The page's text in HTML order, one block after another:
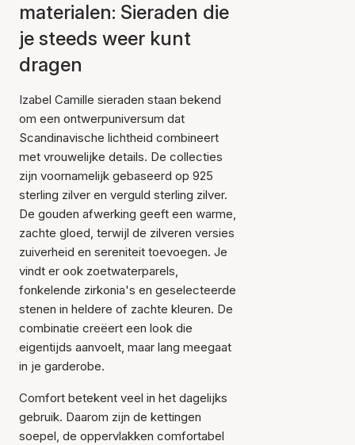
materialen: Sieraden die
je steeds weer kunt
dragen
Izabel Camille sieraden staan bekend
om een ontwerpuniversum dat
Scandinavische lichtheid combineert
met vrouwelijke details. De collecties
zijn voornamelijk gebaseerd op 925
sterling zilver en verguld sterling zilver.
De gouden afwerking geeft een warme,
zachte gloed, terwijl de zilveren versies
zuiverheid en sereniteit toevoegen. Je
vindt er ook zoetwaterparels,
fonkelende zirkonia's en geselecteerde
stenen in heldere of zachte kleuren. De
combinatie creëert een look die
eigentijds aanvoelt, maar lang meegaat
in je garderobe.
Comfort betekent veel in het dagelijks
gebruik. Daarom zijn de kettingen
soepel, de oppervlakken comfortabel